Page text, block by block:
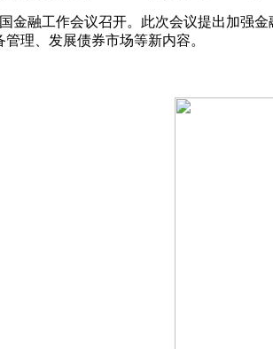
作会议召开。此次会议提出加强金融
理、发展债券市场等新内容。